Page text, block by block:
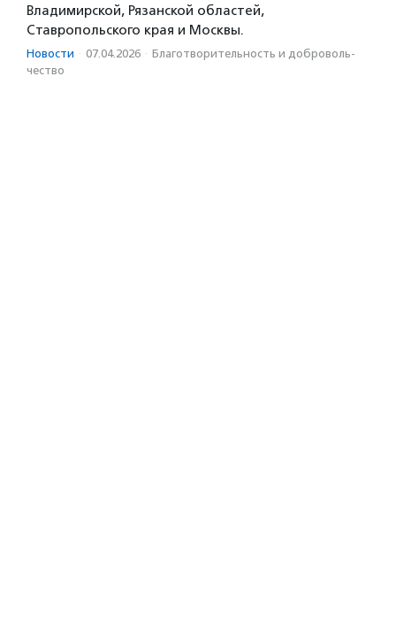
Владимирской, Рязанской областей,
Ставропольского края и Москвы.
Новости · 07.04.2026 · Благотвори­тель­ность и доброволь­
чест­во